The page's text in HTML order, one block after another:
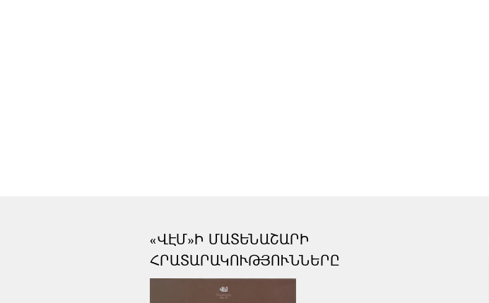
«ՎԷՄ»Ի ՄԱՏԵՆԱՇԱՐԻ
ՀՐԱՏԱՐԱԿՈՒԹՅՈՒՆՆԵՐԸ